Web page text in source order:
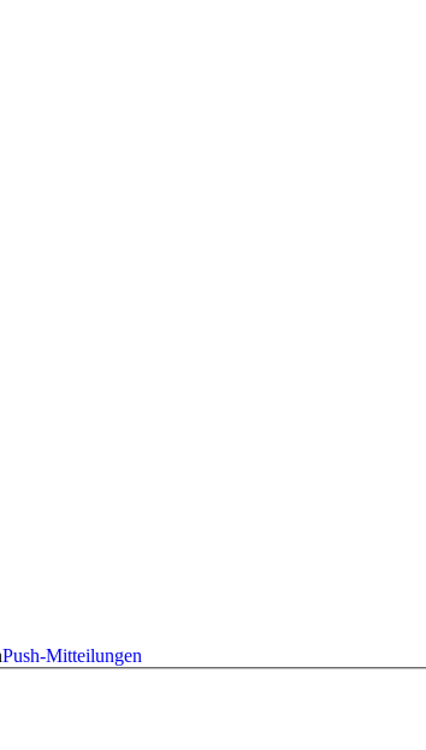
Push-Mitteilungen